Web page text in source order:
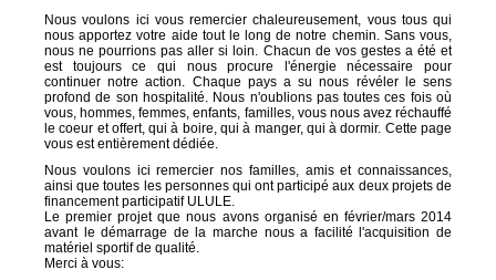
Nous voulons ici vous remercier chaleureusement, vous tous qui
nous apportez votre aide tout le long de notre chemin. Sans vous,
nous ne pourrions pas aller si loin. Chacun de vos gestes a été et
est toujours ce qui nous procure l'énergie nécessaire pour
continuer notre action. Chaque pays a su nous révéler le sens
profond de son hospitalité. Nous n'oublions pas toutes ces fois où
vous, hommes, femmes, enfants, familles, vous nous avez réchauffé
le coeur et offert, qui à boire, qui à manger, qui à dormir. Cette page
vous est entièrement dédiée.
Nous voulons ici remercier nos familles, amis et connaissances,
ainsi que toutes les personnes qui ont participé aux deux projets de
financement participatif ULULE.
Le premier projet que nous avons organisé en février/mars 2014
avant le démarrage de la marche nous a facilité l'acquisition de
matériel sportif de qualité.
Merci à vous: